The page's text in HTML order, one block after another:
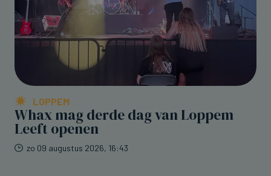
LOPPEM
Whax mag derde dag van Loppem
Leeft openen
zo 09 augustus 2026, 16:43